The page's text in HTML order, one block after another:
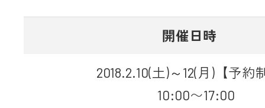
開催日時
2018.2.10(土)～12(月)【予約
10:00〜17:00